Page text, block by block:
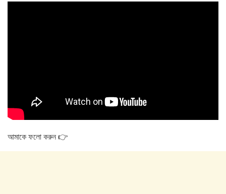
আমাকে ফলো করুন 👉